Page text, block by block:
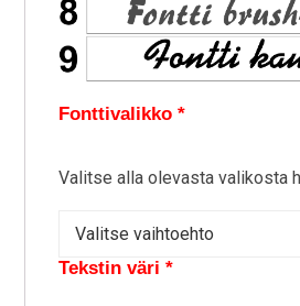
Fonttivalikko *
Valitse alla olevasta valikosta
Tekstin väri *